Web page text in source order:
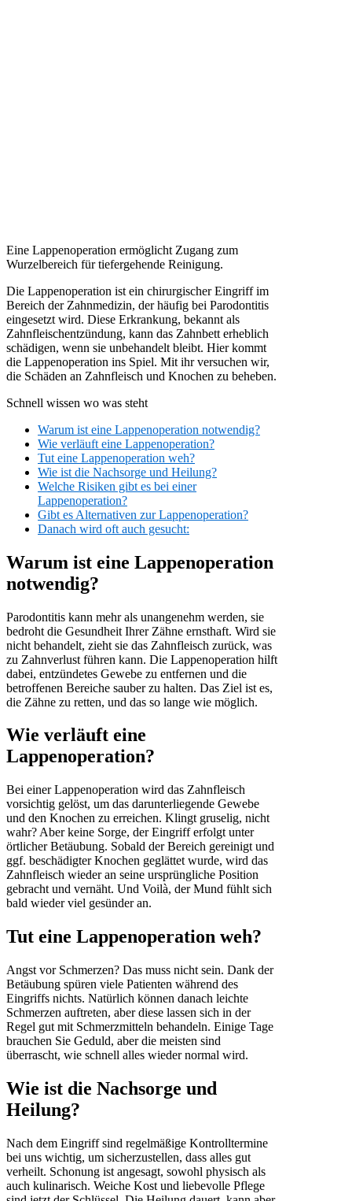
Eine Lappenoperation ermöglicht Zugang zum
Wurzelbereich für tiefergehende Reinigung.
Die Lappenoperation ist ein chirurgischer Eingriff im
Bereich der Zahnmedizin, der häufig bei Parodontitis
eingesetzt wird. Diese Erkrankung, bekannt als
Zahnfleischentzündung, kann das Zahnbett erheblich
schädigen, wenn sie unbehandelt bleibt. Hier kommt
die Lappenoperation ins Spiel. Mit ihr versuchen wir,
die Schäden an Zahnfleisch und Knochen zu beheben.
Schnell wissen wo was steht
Warum ist eine Lappenoperation notwendig?
Wie verläuft eine Lappenoperation?
Tut eine Lappenoperation weh?
Wie ist die Nachsorge und Heilung?
Welche Risiken gibt es bei einer
Lappenoperation?
Gibt es Alternativen zur Lappenoperation?
Danach wird oft auch gesucht:
Warum ist eine Lappenoperation
notwendig?
Parodontitis kann mehr als unangenehm werden, sie
bedroht die Gesundheit Ihrer Zähne ernsthaft. Wird sie
nicht behandelt, zieht sie das Zahnfleisch zurück, was
zu Zahnverlust führen kann. Die Lappenoperation hilft
dabei, entzündetes Gewebe zu entfernen und die
betroffenen Bereiche sauber zu halten. Das Ziel ist es,
die Zähne zu retten, und das so lange wie möglich.
Wie verläuft eine
Lappenoperation?
Bei einer Lappenoperation wird das Zahnfleisch
vorsichtig gelöst, um das darunterliegende Gewebe
und den Knochen zu erreichen. Klingt gruselig, nicht
wahr? Aber keine Sorge, der Eingriff erfolgt unter
örtlicher Betäubung. Sobald der Bereich gereinigt und
ggf. beschädigter Knochen geglättet wurde, wird das
Zahnfleisch wieder an seine ursprüngliche Position
gebracht und vernäht. Und Voilà, der Mund fühlt sich
bald wieder viel gesünder an.
Tut eine Lappenoperation weh?
Angst vor Schmerzen? Das muss nicht sein. Dank der
Betäubung spüren viele Patienten während des
Eingriffs nichts. Natürlich können danach leichte
Schmerzen auftreten, aber diese lassen sich in der
Regel gut mit Schmerzmitteln behandeln. Einige Tage
brauchen Sie Geduld, aber die meisten sind
überrascht, wie schnell alles wieder normal wird.
Wie ist die Nachsorge und
Heilung?
Nach dem Eingriff sind regelmäßige Kontrolltermine
bei uns wichtig, um sicherzustellen, dass alles gut
verheilt. Schonung ist angesagt, sowohl physisch als
auch kulinarisch. Weiche Kost und liebevolle Pflege